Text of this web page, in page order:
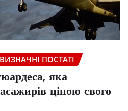
ПОСТАТІ
яка
ціною свого